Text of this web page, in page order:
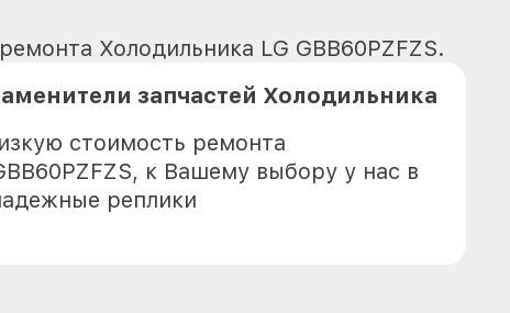
Холодильника LG GBB60PZFZS.
запчастей Холодильника
стоимость ремонта
к Вашему выбору у нас в
реплики